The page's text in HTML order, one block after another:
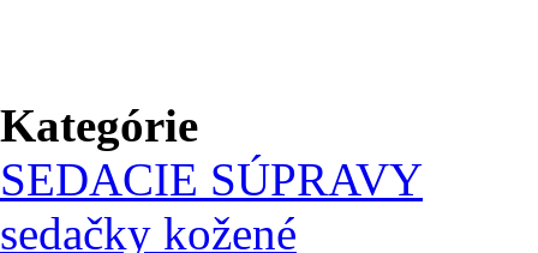
Kategórie
SEDACIE SÚPRAVY
sedačky kožené